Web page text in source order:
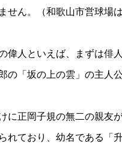
せん。（和歌山市営球場
偉人といえば、まずは俳
の「坂の上の雲」の主人公
に正岡子規の無二の親友
れており、幼名である「